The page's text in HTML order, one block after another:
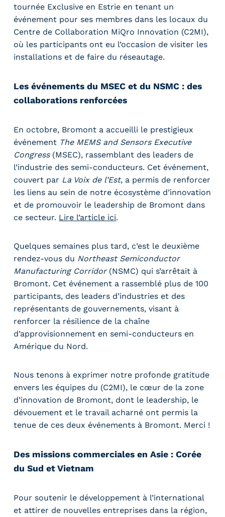
tournée Exclusive en Estrie en tenant un
événement pour ses membres dans les locaux du
Centre de Collaboration MiQro Innovation (C2MI),
où les participants ont eu l’occasion de visiter les
installations et de faire du réseautage.
Les événements du MSEC et du NSMC : des
collaborations renforcées
En octobre, Bromont a accueilli le prestigieux
événement The MEMS and Sensors Executive
Congress(MSEC), rassemblant des leaders de
l’industrie des semi-conducteurs. Cet événement,
couvert par La Voix de l’Est, a permis de renforcer
les liens au sein de notre écosystème d’innovation
et de promouvoir le leadership de Bromont dans
ce secteur. Lire l’article ici.
Quelques semaines plus tard, c’est le deuxième
rendez-vous du Northeast Semiconductor
Manufacturing Corridor(NSMC) qui s’arrêtait à
Bromont. Cet événement a rassemblé plus de 100
participants, des leaders d’industries et des
représentants de gouvernements, visant à
renforcer la résilience de la chaîne
d’approvisionnement en semi-conducteurs en
Amérique du Nord.
Nous tenons à exprimer notre profonde gratitude
envers les équipes du (C2MI), le cœur de la zone
d’innovation de Bromont, dont le leadership, le
dévouement et le travail acharné ont permis la
tenue de ces deux événements à Bromont. Merci !
Des missions commerciales en Asie : Corée
du Sud et Vietnam
Pour soutenir le développement à l’international
et attirer de nouvelles entreprises dans la région,